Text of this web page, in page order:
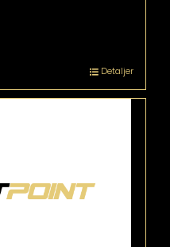
Detaljer